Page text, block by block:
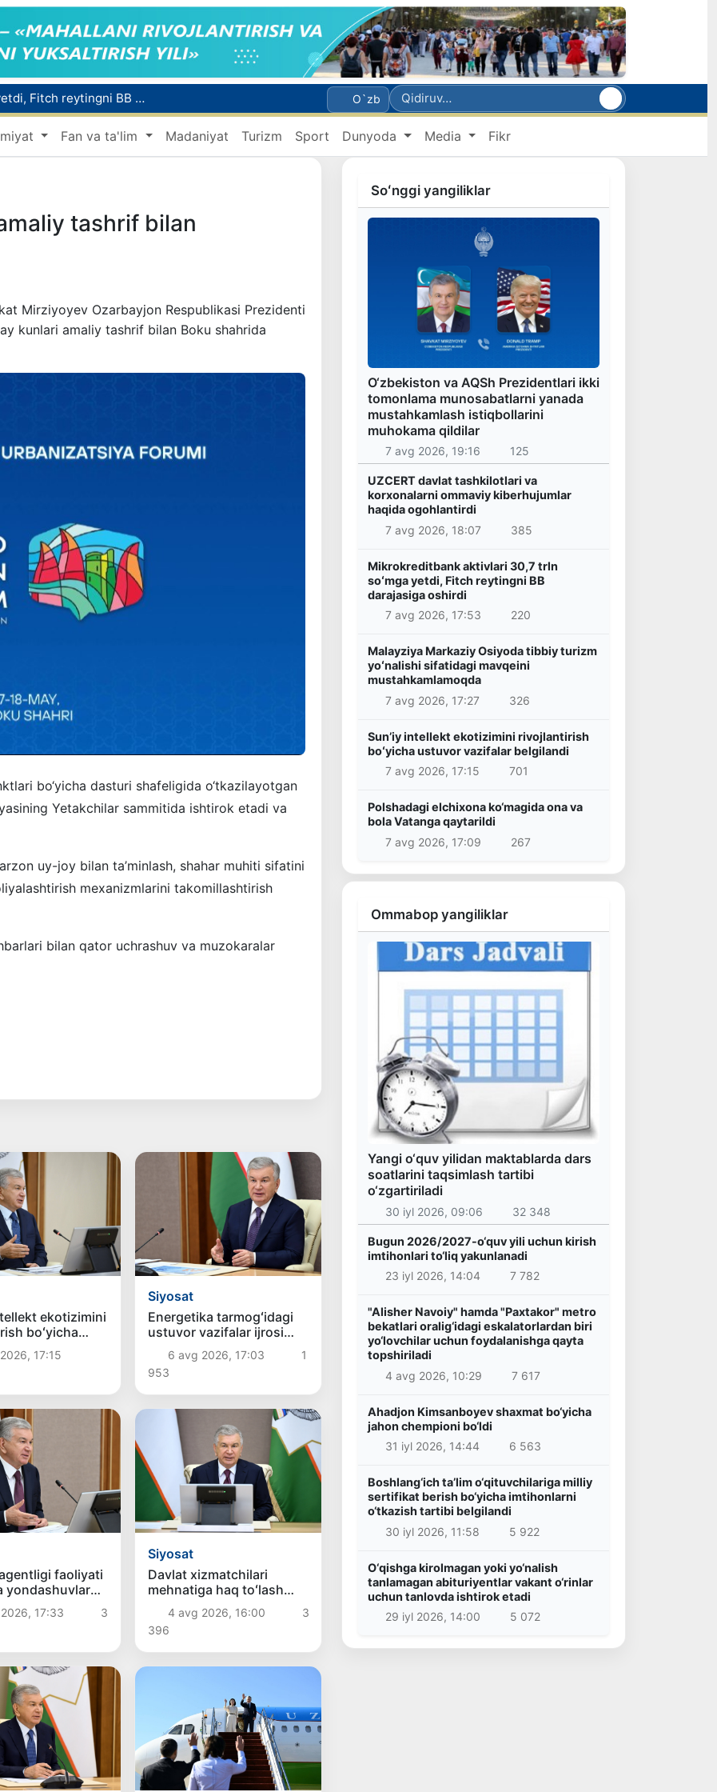
Mikrokreditbank aktivlari 30,7 trln soʻmga yetdi, Fitch reytingni BB darajasiga oshirdi
Malayziya Markaziy Osiyoda tibbiy turizm yoʻnalishi sifatidagi mavqeini mustahkamlamoqda
Vatanga qaytarildi
O`zb
Fan va ta'lim Madaniyat Turizm Sport Dunyoda Media Fikr
tashrif bilan
Mirziyoyev Ozarbayjon Respublikasi Prezidenti
kunlari amaliy tashrif bilan Boku shahrida
bo‘yicha dasturi shafeligida o‘tkazilayotgan
Yetakchilar sammitida ishtirok etadi va
uy-joy bilan ta’minlash, shahar muhiti sifatini
mexanizmlarini takomillashtirish
bilan qator uchrashuv va muzokaralar
ekotizimini
boʻyicha
17:15
Siyosat
Energetika tarmogʻidagi
ustuvor vazifalar ijrosi
koʻrib chiqildi
6 avg 2026, 17:03
1
953
faoliyati
yondashuvlar
etiladi
17:33
3
Siyosat
Davlat xizmatchilari
mehnatiga haq toʻlash
tizimini takomillashtirish
boʻyicha takliflar koʻrib
chiqildi
4 avg 2026, 16:00
3
396
Soʻnggi yangiliklar
O‘zbekiston va AQSh Prezidentlari ikki
tomonlama munosabatlarni yanada
mustahkamlash istiqbollarini
muhokama qildilar
7 avg 2026, 19:16 125
UZCERT davlat tashkilotlari va
korxonalarni ommaviy kiberhujumlar
haqida ogohlantirdi
7 avg 2026, 18:07
385
Mikrokreditbank aktivlari 30,7 trln
soʻmga yetdi, Fitch reytingni BB
darajasiga oshirdi
7 avg 2026, 17:53
220
Malayziya Markaziy Osiyoda tibbiy turizm
yoʻnalishi sifatidagi mavqeini
mustahkamlamoqda
7 avg 2026, 17:27
326
Sunʼiy intellekt ekotizimini rivojlantirish
boʻyicha ustuvor vazifalar belgilandi
7 avg 2026, 17:15
701
Polshadagi elchixona ko‘magida ona va
bola Vatanga qaytarildi
7 avg 2026, 17:09
267
Ommabop yangiliklar
Yangi o‘quv yilidan maktablarda dars
soatlarini taqsimlash tartibi
o‘zgartiriladi
30 iyl 2026, 09:06 32 348
Bugun 2026/2027-o‘quv yili uchun kirish
imtihonlari to‘liq yakunlanadi
23 iyl 2026, 14:04
7 782
"Alisher Navoiy" hamda "Paxtakor" metro
bekatlari oralig‘idagi eskalatorlardan biri
yo‘lovchilar uchun foydalanishga qayta
topshiriladi
4 avg 2026, 10:29
7 617
Ahadjon Kimsanboyev shaxmat bo‘yicha
jahon chempioni bo‘ldi
31 iyl 2026, 14:44
6 563
Boshlang‘ich ta’lim o‘qituvchilariga milliy
sertifikat berish bo‘yicha imtihonlarni
o‘tkazish tartibi belgilandi
30 iyl 2026, 11:58
5 922
O‘qishga kirolmagan yoki yo‘nalish
tanlamagan abituriyentlar vakant o‘rinlar
uchun tanlovda ishtirok etadi
29 iyl 2026, 14:00
5 072